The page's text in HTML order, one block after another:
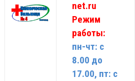
net.ru
Режим
работы:
пн-чт: с
8.00 до
17.00, пт: с